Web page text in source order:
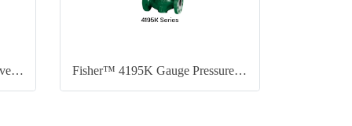
Fisher™ L2 & L2sj Liquid Level Controllers Fisher™ 4195K Gauge Pressure Indicating Controller